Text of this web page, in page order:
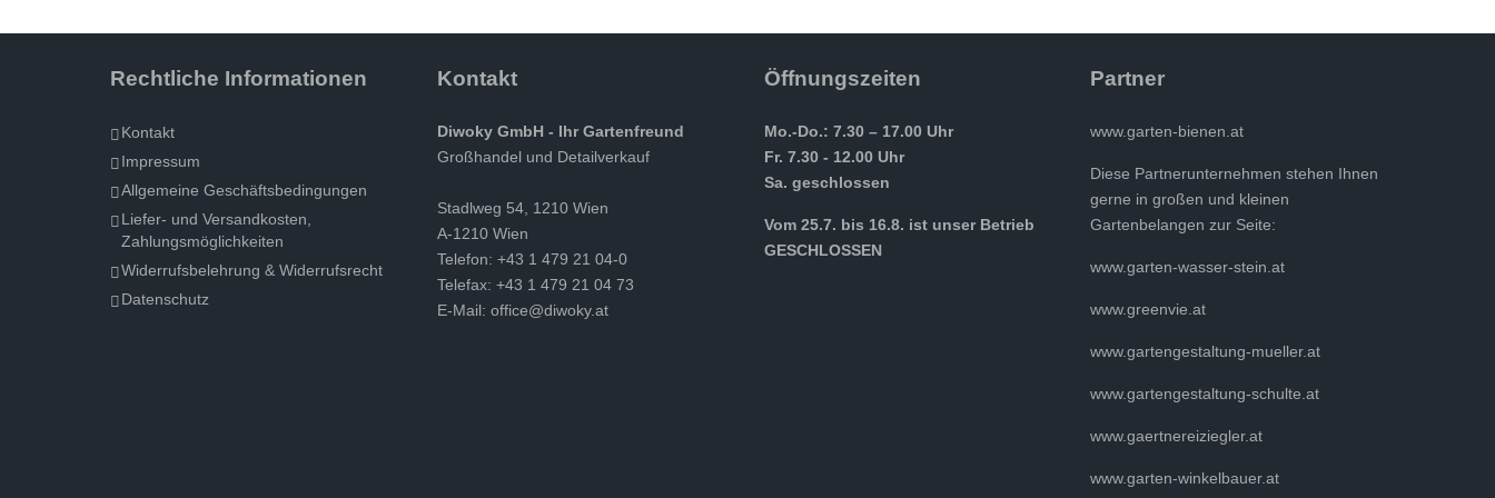
Rechtliche Informationen
Kontakt
Impressum
Allgemeine Geschäftsbedingungen
Liefer- und Versandkosten,
Zahlungsmöglichkeiten
Widerrufsbelehrung & Widerrufsrecht
Datenschutz
Kontakt
Diwoky GmbH - Ihr Gartenfreund
Großhandel und Detailverkauf
Stadlweg 54, 1210 Wien
A-1210 Wien
Telefon: +43 1 479 21 04-0
Telefax: +43 1 479 21 04 73
E-Mail: office@diwoky.at
Öffnungszeiten
Mo.-Do.: 7.30 – 17.00 Uhr
Fr. 7.30 - 12.00 Uhr
Sa. geschlossen
Vom 25.7. bis 16.8. ist unser Betrieb
GESCHLOSSEN
Partner
www.garten-bienen.at
Diese Partnerunternehmen stehen Ihnen
gerne in großen und kleinen
Gartenbelangen zur Seite:
www.garten-wasser-stein.at
www.greenvie.at
www.gartengestaltung-mueller.at
www.gartengestaltung-schulte.at
www.gaertnereiziegler.at
www.garten-winkelbauer.at